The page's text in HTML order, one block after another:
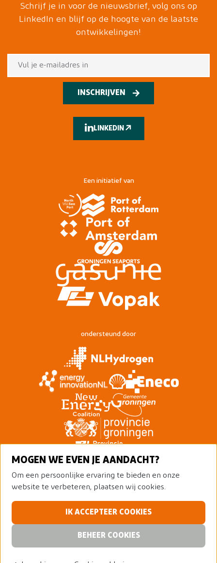
Schrijf je in voor de nieuwsbrief, volg ons op
LinkedIn en blijf op de hoogte van de laatste
ontwikkelingen!
INSCHRIJVEN
LINKEDIN
Een initiatief van
ondersteund door
© 2026 Nederland Waterstofland
Alle rechten voorbehouden
Privacy policy
MOGEN WE EVEN JE AANDACHT?
Om een persoonlijke ervaring te bieden en onze
website te verbeteren, plaatsen wij cookies.
IK ACCEPTEER COOKIES
BEHEER COOKIES